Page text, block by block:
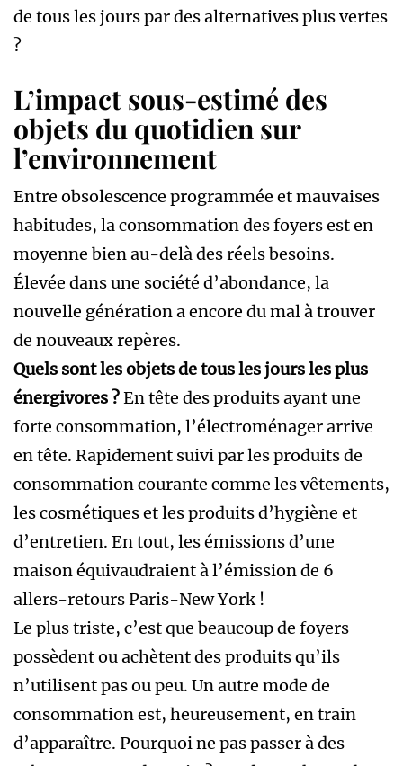
de tous les jours par des alternatives plus vertes
?
L’impact sous-estimé des
objets du quotidien sur
l’environnement
Entre obsolescence programmée et mauvaises
habitudes, la consommation des foyers est en
moyenne bien au-delà des réels besoins.
Élevée dans une société d’abondance, la
nouvelle génération a encore du mal à trouver
de nouveaux repères.
Quels sont les objets de tous les jours les plus
énergivores ?En tête des produits ayant une
forte consommation, l’électroménager arrive
en tête. Rapidement suivi par les produits de
consommation courante comme les vêtements,
les cosmétiques et les produits d’hygiène et
d’entretien. En tout, les émissions d’une
maison équivaudraient à l’émission de 6
allers-retours Paris-New York !
Le plus triste, c’est que beaucoup de foyers
possèdent ou achètent des produits qu’ils
n’utilisent pas ou peu. Un autre mode de
consommation est, heureusement, en train
d’apparaître. Pourquoi ne pas passer à des